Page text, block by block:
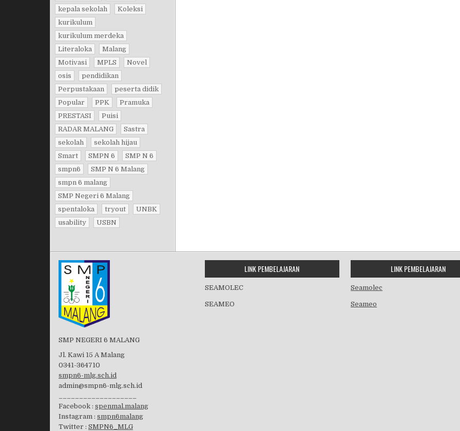
kepala sekolah
Koleksi
kurikulum
kurikulum merdeka
Literaloka
Malang
Motivasi
MPLS
Novel
osis
pendidikan
Perpustakaan
peserta didik
Popular
PPK
Pramuka
PRESTASI
Puisi
RADAR MALANG
Sastra
sekolah
sekolah hijau
Smart
SMPN 6
SMP N 6
smpn6
SMP N 6 Malang
smpn 6 malang
SMP Negeri 6 Malang
spentaloka
tryout
UNBK
usability
USBN
SMP NEGERI 6 MALANG
Jl. Kawi 15 A Malang
0341-364710
smpn6-mlg.sch.id
admin@smpn6-mlg.sch.id
Facebook : spenmal.malang
Instagram : smpn6malang
Twitter : SMPN6_MLG
LINK PEMBELAJARAN
SEAMOLEC
SEAMEO
LINK PEMBELAJARAN
Seamolec
Seameo